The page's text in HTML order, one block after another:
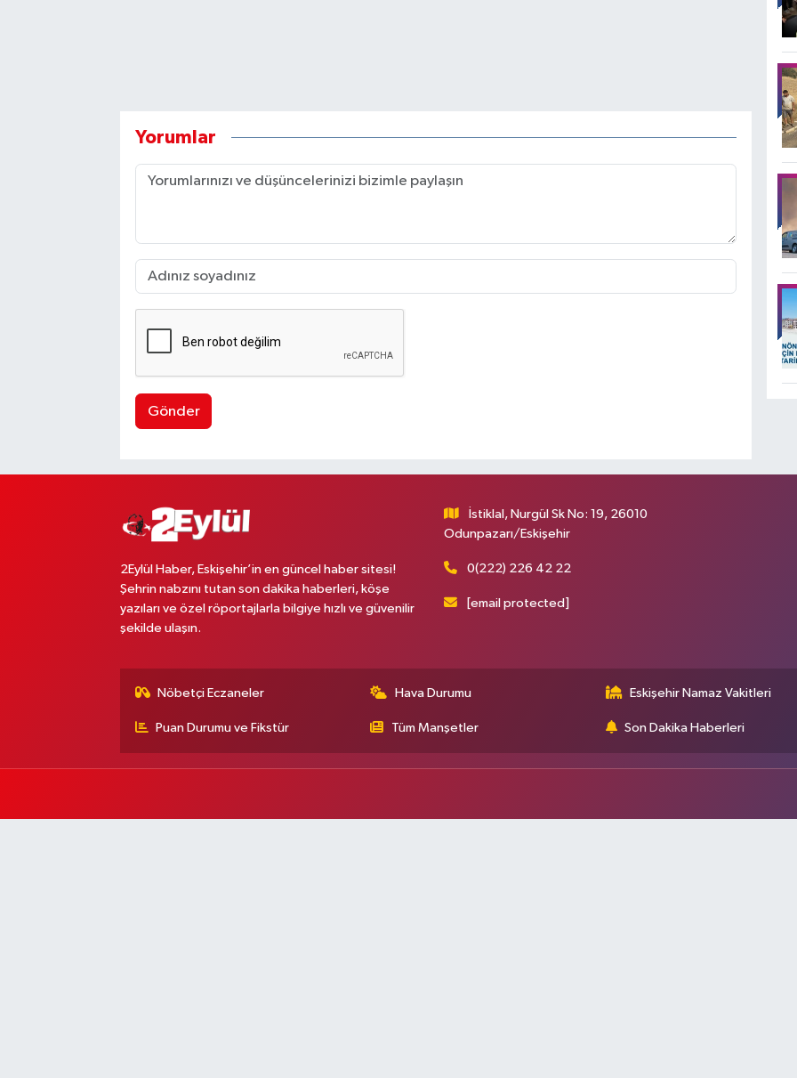
Yorumlar
Gönder
2Eylül Haber, Eskişehir’in en güncel haber sitesi!
Şehrin nabzını tutan son dakika haberleri, köşe
yazıları ve özel röportajlarla bilgiye hızlı ve güvenilir
şekilde ulaşın.
İstiklal, Nurgül Sk No: 19, 26010
Odunpazarı/Eskişehir
0(222) 226 42 22
[email protected]
Nöbetçi Eczaneler Hava Durumu Eskişehir Namaz Vakitleri
Puan Durumu ve Fikstür Tüm Manşetler Son Dakika Haberleri